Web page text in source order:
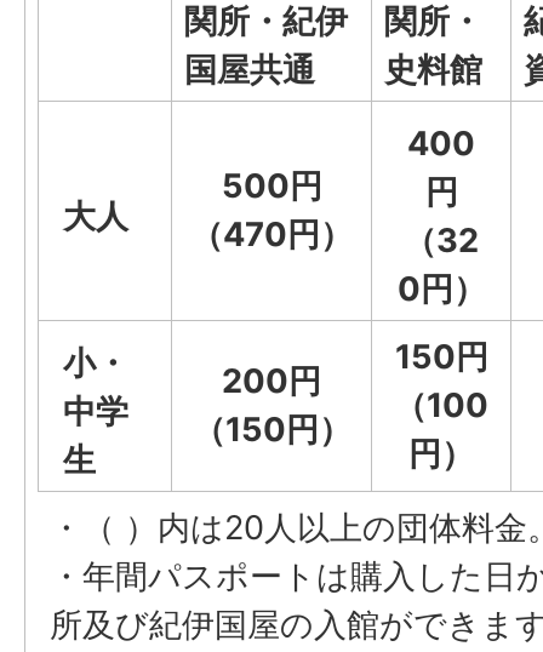
関所・紀伊
国屋共通
関所・
史料館
大人
500円
（470円）
400
円
（32
0円）
小・
中学
生
200円
（150円）
150円
（100
円）
・（ ）内は20人以上の団体料金
・年間パスポートは購入した日
所及び紀伊国屋の入館ができま